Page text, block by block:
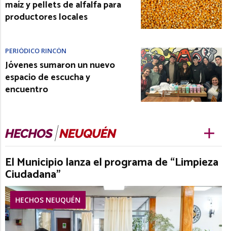
maíz y pellets de alfalfa para
productores locales
PERIÓDICO RINCÓN
Jóvenes sumaron un nuevo
espacio de escucha y
encuentro
El Municipio lanza el programa de “Limpieza
Ciudadana”
HECHOS NEUQUÉN